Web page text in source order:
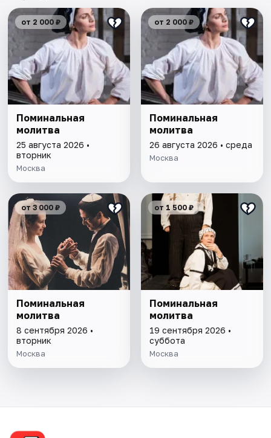
от 2 000 ₽
Поминальная
молитва
25 августа 2026 •
вторник
Москва
от 2 000 ₽
Поминальная
молитва
26 августа 2026 • среда
Москва
от 3 000 ₽
Поминальная
молитва
8 сентября 2026 •
вторник
Москва
от 1 500 ₽
Поминальная
молитва
19 сентября 2026 •
суббота
Москва